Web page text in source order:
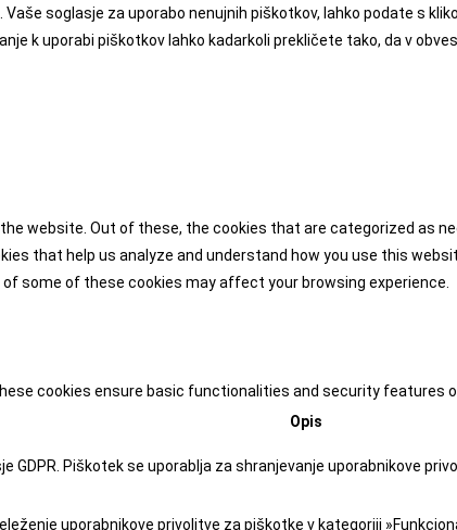
soglasje za uporabo nenujnih piškotkov, lahko podate s
k uporabi piškotkov lahko kadarkoli prekličete tako, da v
website. Out of these, the cookies that are categorized as
that help us analyze and understand how you use this
some of these cookies may affect your browsing experience.
cookies ensure basic functionalities and security features
Opis
GDPR. Piškotek se uporablja za shranjevanje uporabnikove
uporabnikove privolitve za piškotke v kategoriji